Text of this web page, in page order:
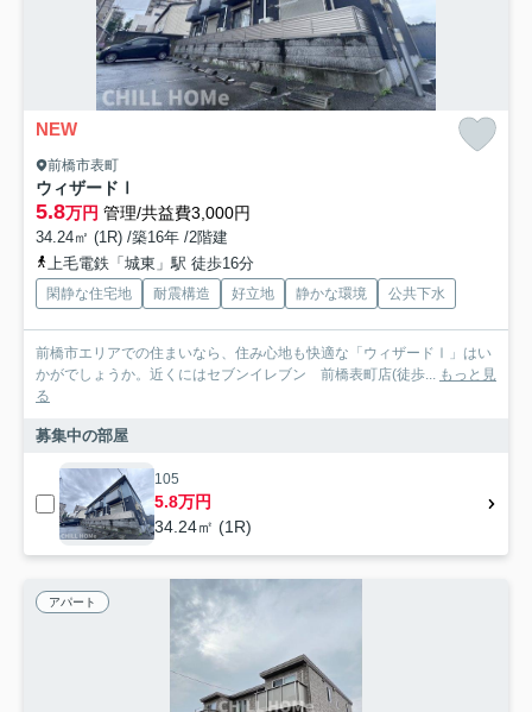
NEW
前橋市表町
ウィザードⅠ
5.8万円 管理/共益費3,000円
34.24㎡ (1R) /築16年 /2階建
上毛電鉄「城東」駅 徒歩16分
閑静な住宅地 耐震構造 好立地 静かな環境 公共下水
前橋市エリアでの住まいなら、住み心地も快適な「ウィザードⅠ」はい
かがでしょうか。近くにはセブンイレブン 前橋表町店(徒歩... もっと見
る
募集中の部屋
105
5.8万円
34.24㎡ (1R)
アパート